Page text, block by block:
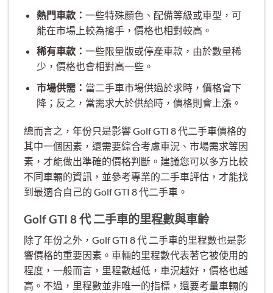
熱門車款： 一些特殊顏色、配備等級或車型，可
能在市場上較為搶手，價格也相對較高。
稀有車款： 一些限量版或停產車款，由於數量稀
少，價格也會相對高一些。
市場供需： 當二手車市場供過於求時，價格會下
降；反之，當需求大於供給時，價格則會上漲。
總而言之，年份只是影響 Golf GTI 8 代二手車價格的
其中一個因素，還需要綜合考慮車況、市場需求等因
素，才能做出準確的價格判斷。建議您可以多方比較
不同車輛的資訊，並參考專業的二手車評估，才能找
到最適合自己的 Golf GTI 8 代二手車。
Golf GTI 8 代 二手車的里程數與車齡
除了年份之外，Golf GTI 8 代 二手車的里程數也是影
響價格的重要因素。車輛的里程數代表著它被使用的
程度，一般而言，里程數越低，車況越好，價格也越
高。不過，里程數並非唯一的指標，還要考量車輛的